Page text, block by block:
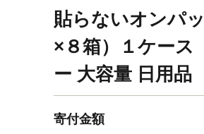
貼らないオンパ
×８箱）１ケース
ー 大容量 日用品
寄付金額